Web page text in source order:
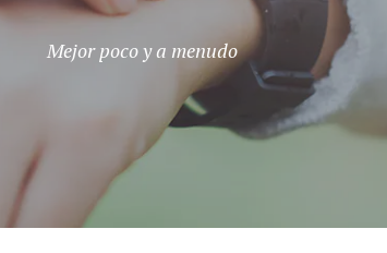
Mejor poco y a menudo